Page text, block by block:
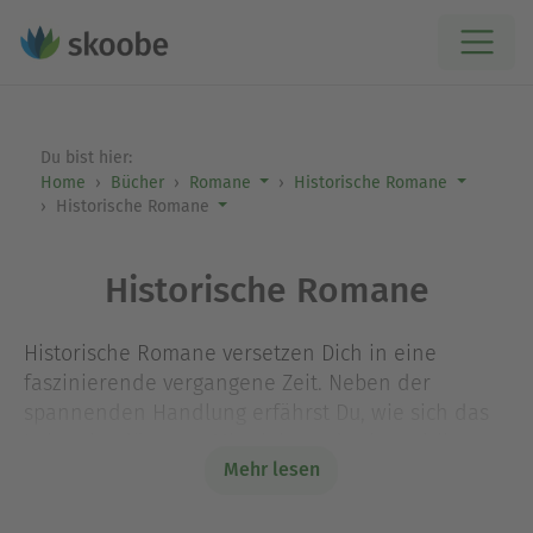
Du bist hier:
Home
Bücher Romane
Historische Romane
Historische Romane
Historische Romane
Historische Romane versetzen Dich in eine
faszinierende vergangene Zeit. Neben der
Berlin der 20er Jahre abgespielt hat. Wenn Dich
Mehr lesen